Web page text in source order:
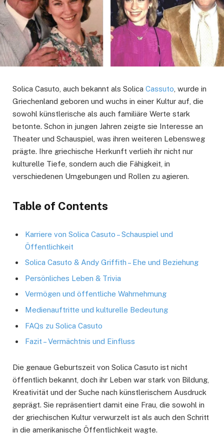
Solica Casuto, auch bekannt als Solica Cassuto , wurde in
Griechenland geboren und wuchs in einer Kultur auf, die
sowohl künstlerische als auch familiäre Werte stark
betonte. Schon in jungen Jahren zeigte sie Interesse an
Theater und Schauspiel, was ihren weiteren Lebensweg
prägte. Ihre griechische Herkunft verlieh ihr nicht nur
kulturelle Tiefe, sondern auch die Fähigkeit, in
verschiedenen Umgebungen und Rollen zu agieren.
Table of Contents
Karriere von Solica Casuto – Schauspiel und
Öffentlichkeit
Solica Casuto & Andy Griffith – Ehe und Beziehung
Persönliches Leben & Trivia
Vermögen und öffentliche Wahrnehmung
Medienauftritte und kulturelle Bedeutung
FAQs zu Solica Casuto
Fazit – Vermächtnis und Einfluss
Die genaue Geburtszeit von Solica Casuto ist nicht
öffentlich bekannt, doch ihr Leben war stark von Bildung,
Kreativität und der Suche nach künstlerischem Ausdruck
geprägt. Sie repräsentiert damit eine Frau, die sowohl in
der griechischen Kultur verwurzelt ist als auch den Schritt
in die amerikanische Öffentlichkeit wagte.